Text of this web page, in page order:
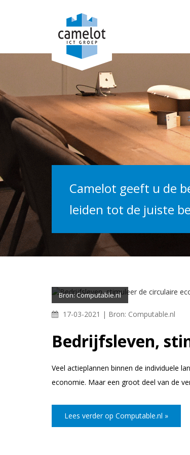
Camelot geeft u de
leiden tot de juiste
Bron: Computable.nl
17-03-2021 | Bron: Computable.nl
Bedrijfsleven,
Veel actieplannen binnen de individuele
economie. Maar een groot deel van de
Lees verder op Computable.nl »